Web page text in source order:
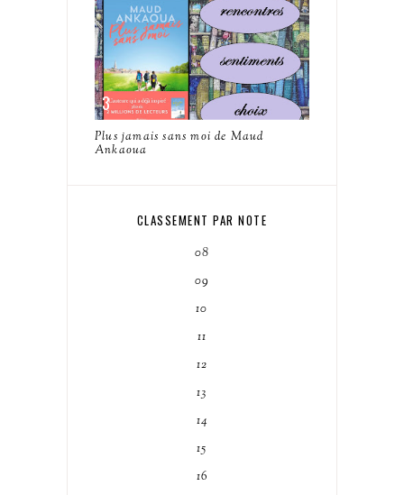
Plus jamais sans moi de Maud
Ankaoua
CLASSEMENT PAR NOTE
08
09
10
11
12
13
14
15
16